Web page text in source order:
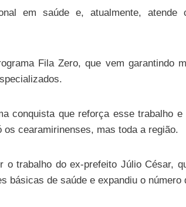
em saúde e, atualmente,
Fila Zero, que vem garantindo
conquista que reforça esse trabalho
os cearamirinenses, mas toda a região.
o trabalho do ex-prefeito Júlio César,
básicas de saúde e expandiu o